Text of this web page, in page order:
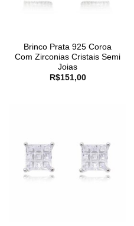
Brinco Prata 925 Coroa
Com Zirconias Cristais Semi
Joias
R$151,00